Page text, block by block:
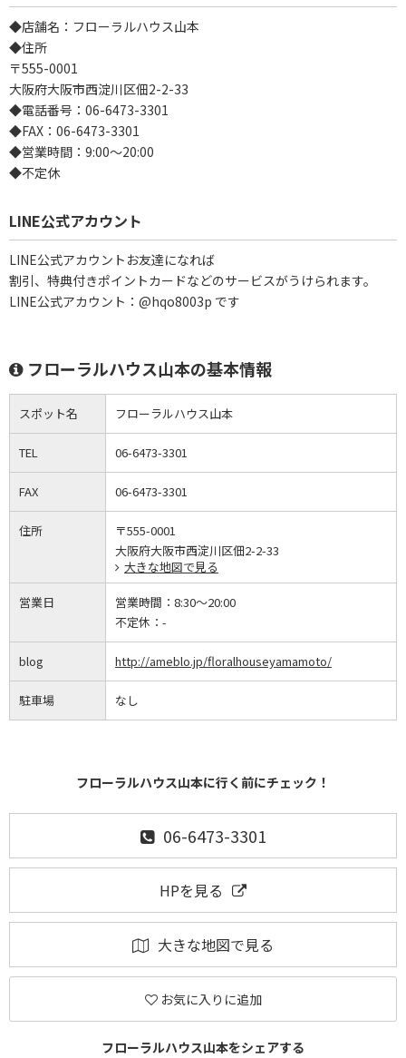
◆店舗名：フローラルハウス山本
◆住所
〒555-0001
大阪府大阪市西淀川区佃2-2-33
◆電話番号：06-6473-3301
◆FAX：06-6473-3301
◆営業時間：9:00～20:00
◆不定休
LINE公式アカウント
LINE公式アカウントお友達になれば
割引、特典付きポイントカードなどのサービスがうけられます。
LINE公式アカウント：@hqo8003p です
フローラルハウス山本の基本情報
スポット名 フローラルハウス山本
TEL 06-6473-3301
FAX 06-6473-3301
住所
〒555-0001
大阪府大阪市西淀川区佃2-2-33
大きな地図で見る
営業日 営業時間： 8:30～20:00
不定休： -
blog http://ameblo.jp/floralhouseyamamoto/
駐車場 なし
フローラルハウス山本に行く前にチェック！
06-6473-3301
HPを見る
大きな地図で見る
お気に入りに追加
フローラルハウス山本をシェアする